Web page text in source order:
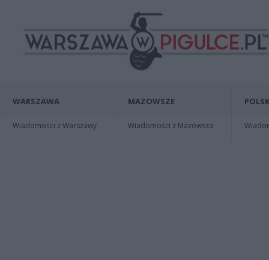
WARSZAWA
Wiadomości z Warszawy
MAZOWSZE
Wiadomości z Mazowsza